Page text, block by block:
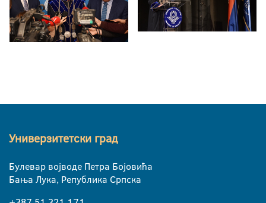
Универзитетски град
Булевар војводе Петра Бојовића
Бања Лука, Република Српска